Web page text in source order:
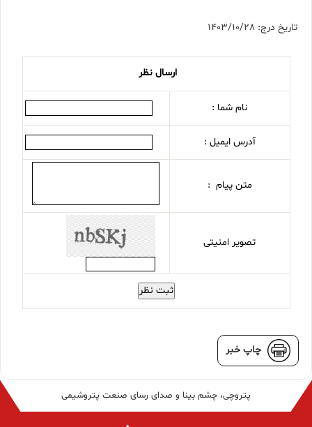
تاریخ درج: 1403/10/28
ارسال نظر
نام شما :
آدرس ایمیل :
متن پیام :
تصویر امنیتی
ثبت نظر
چاپ خبر
پتروچی، چشم بینا و صدای رسای صنعت پتروشیمی